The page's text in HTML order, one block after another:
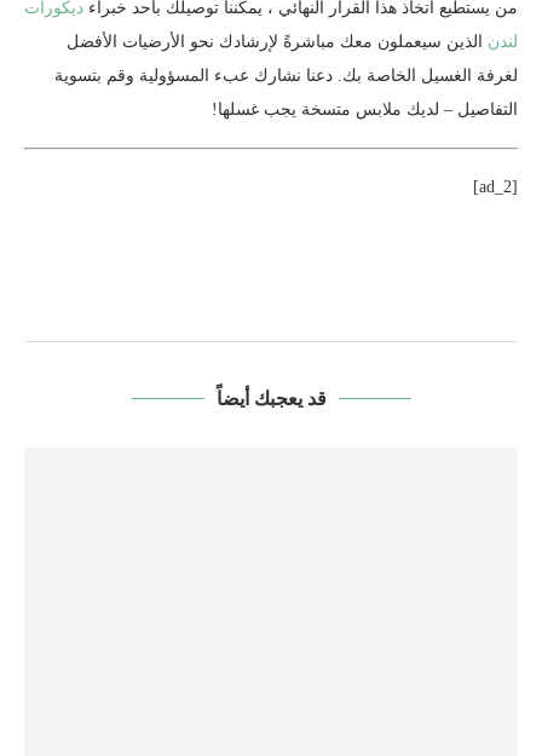
من يستطيع اتخاذ هذا القرار النهائي ، يمكننا توصيلك بأحد خبراء ديكورات
لندن الذين سيعملون معك مباشرةً لإرشادك نحو الأرضيات الأفضل
لغرفة الغسيل الخاصة بك. دعنا نشارك عبء المسؤولية وقم بتسوية
التفاصيل – لديك ملابس متسخة يجب غسلها!
[ad_2]
قد يعجبك أيضاً